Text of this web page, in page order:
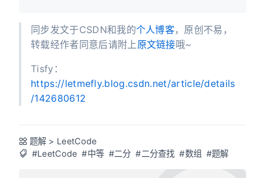
同步发文于CSDN和我的个人博客，原创不易，
转载经作者同意后请附上原文链接哦~
Tisfy：
https://letmefly.blog.csdn.net/article/details
/142680612
题解 > LeetCode
#LeetCode #中等 #二分 #二分查找 #数组 #题解